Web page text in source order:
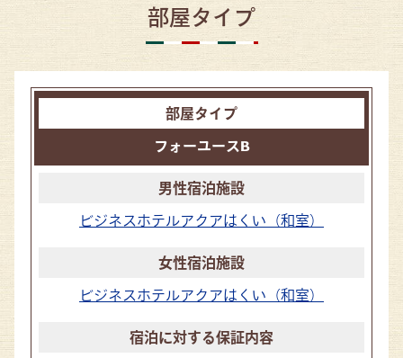
部屋タイプ
フォーユースB
ビジネスホテルアクアはくい（和室）
ビジネスホテルアクアはくい（和室）